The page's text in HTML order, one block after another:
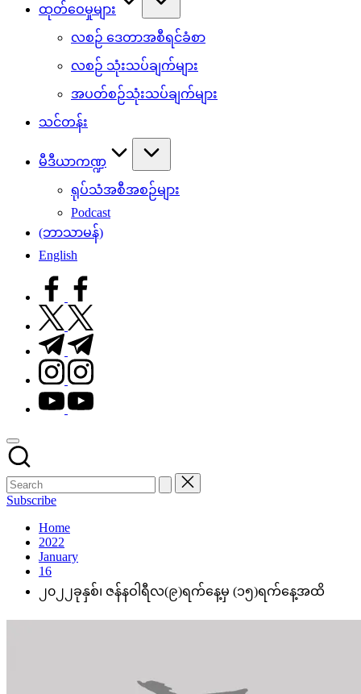
ထုတ်ဝေမှုများ
လစဉ် ဒေတာအစီရင်ခံစာ
လစဉ် သုံးသပ်ချက်များ
အပတ်စဉ်သုံးသပ်ချက်များ
သင်တန်း
မီဒီယာကဏ္ဍ
ရုပ်သံအစီအစဉ်များ
Podcast
(ဘာသာမန်)
English
facebook.com
twitter.com
t.me
instagram.com
youtube.com
Subscribe
Home
2022
January
16
၂၀၂၂ခုနှစ်၊ ဇန်နဝါရီလ(၉)ရက်နေ့မှ (၁၅)ရက်နေ့အထိ